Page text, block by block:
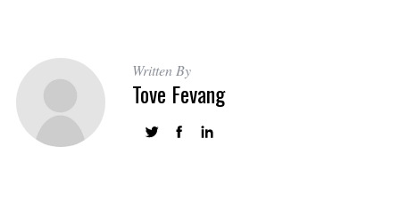
Written By
Tove Fevang
S
a